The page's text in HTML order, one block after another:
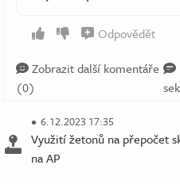
Odpovědět
Zobrazit další komentáře
(0)
6.12.2023 17:35
Využití žetonů na přepočet
na AP